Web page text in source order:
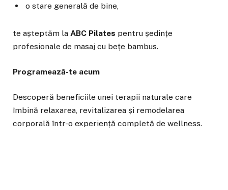
o stare generală de bine,
te așteptăm la ABC Pilates pentru ședințe
profesionale de masaj cu bețe bambus.
Programează-te acum
Descoperă beneficiile unei terapii naturale care
îmbină relaxarea, revitalizarea și remodelarea
corporală într-o experiență completă de wellness.